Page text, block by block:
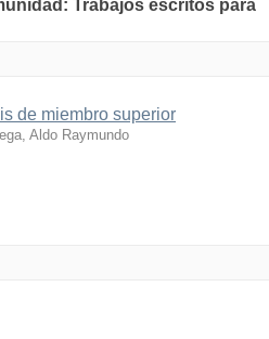
Trabajos escritos para
de miembro superior
Aldo Raymundo